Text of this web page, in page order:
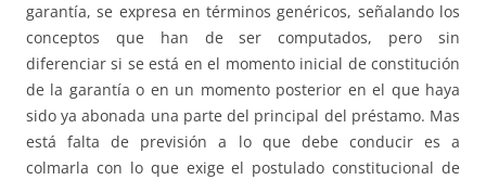
garantía, se expresa en términos genéricos, señalando los
conceptos que han de ser computados, pero sin
diferenciar si se está en el momento inicial de constitución
de la garantía o en un momento posterior en el que haya
sido ya abonada una parte del principal del préstamo. Mas
está falta de previsión a lo que debe conducir es a
colmarla con lo que exige el postulado constitucional de